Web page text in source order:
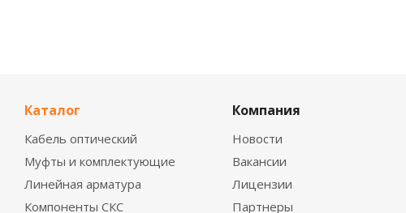
Каталог
Кабель оптический
Муфты и комплектующие
Линейная арматура
Компоненты СКС
Компания
Новости
Вакансии
Лицензии
Партнеры